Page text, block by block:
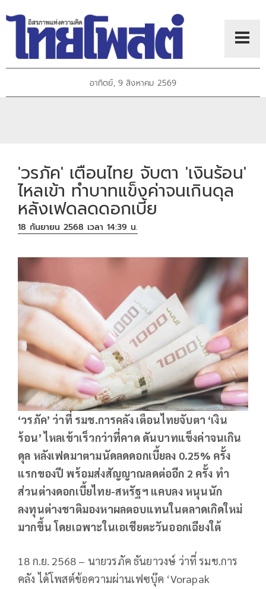
อาทิตย์, 9 สิงหาคม 2569
'วรภัค' เตือนไทย จับตา 'เงินร้อน'
ไหลเข้า ทำบาทแข็งค่าจนเกินดุล
หลังเฟดลดดอกเบี้ย
18 กันยายน 2568 เวลา 14:39 น.
‘วรภัค’ ว่าที่ รมช.การคลัง เตือนไทยจับตา ‘เงิน
ร้อน’ ไหลเข้าเร็วกว่าที่คาด ดันบาทแข็งค่าจนเกิน
ดุล หลังเฟดมาตามนัดลดดอกเบี้ยลง 0.25% ครั้ง
แรกของปี พร้อมส่งสัญญาณลดต่ออีก 2 ครั้ง ทำ
ส่วนต่างดอกเบี้ยไทย-สหรัฐฯ แคบลง หนุนนัก
ลงทุนต่างชาติมองหาผลตอบแทนในตลาดเกิดใหม่
มากขึ้น โดยเฉพาะในเอเชียตะวันออกเฉียงใต้
18 ก.ย. 2568 – นายวรภัค ธันยาวงษ์ ว่าที่ รมช.การ
คลัง ได้โพสต์ข้อความผ่านเฟซบุ๊ค ‘Vorapak